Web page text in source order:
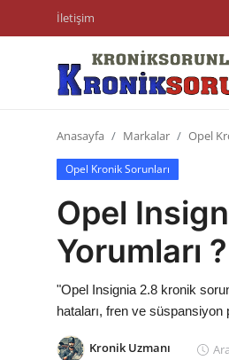
İletişim
Trafik & Cezalar
Sigorta & Kasko
Vergi & ÖTV & MTV
Muayene & Ruhsat
Anasayfa Markalar Opel
Opel Kronik Sorunları
Opel
Yorumları ?
"Opel Insignia 2.8 kronik
hataları, fren ve
Kronik Uzmanı